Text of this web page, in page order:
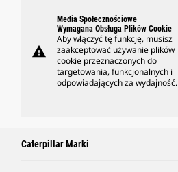
warning
Media Społecznościowe
Wymagana Obsługa Plików Cookie
Aby włączyć tę funkcję, musisz
zaakceptować używanie plików
cookie przeznaczonych do
targetowania, funkcjonalnych i
odpowiadających za wydajność.
Caterpillar Marki